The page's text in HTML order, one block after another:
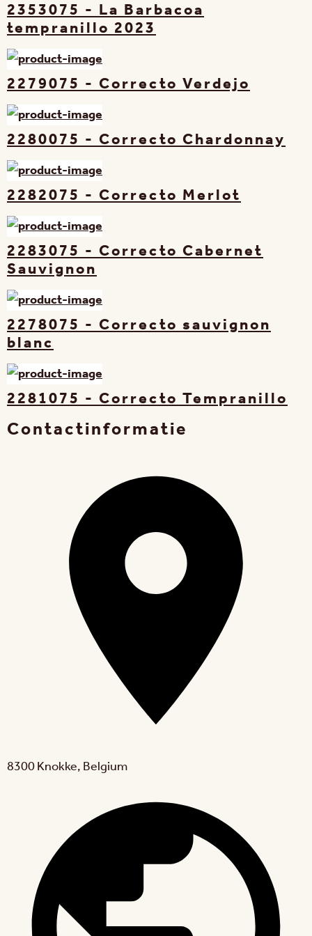
2353075 - La Barbacoa
tempranillo 2023
2279075 - Correcto Verdejo
2280075 - Correcto Chardonnay
2282075 - Correcto Merlot
2283075 - Correcto Cabernet
Sauvignon
2278075 - Correcto sauvignon
blanc
2281075 - Correcto Tempranillo
Contactinformatie
8300 Knokke, Belgium